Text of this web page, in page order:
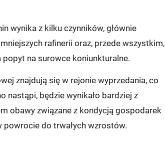
wynika z kilku czynników, głównie
rafinerii oraz, przede wszystkim,
na surowce koniunkturalne.
znajdują się w rejonie wyprzedania, co
nastąpi, będzie wynikało bardziej z
obawy związane z kondycją gospodarek
powrocie do trwałych wzrostów.